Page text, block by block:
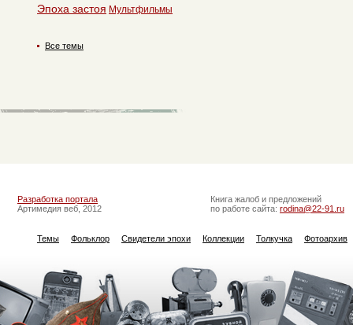
Эпоха застоя Мультфильмы
Все темы
Разработка портала
Артимедия веб, 2012
Книга жалоб и предложений
по работе сайта: rodina@22-91.ru
Темы Фольклор Свидетели эпохи Коллекции Толкучка Фотоархив